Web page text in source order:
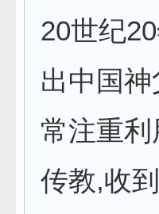
20世纪
出中国
常注重
传教,收